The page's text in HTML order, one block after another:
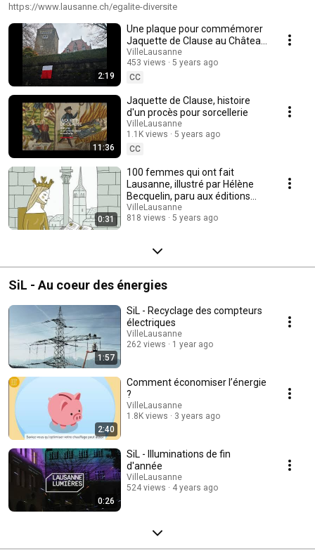
https://www.lausanne.ch/egalite-diversite
2:19
Une plaque pour commémorer
Jaquette de Clause au Château
d’Ouchy
VilleLausanne
453 views
5 years ago
CC
11:36
Jaquette de Clause, histoire
d'un procès pour sorcellerie
VilleLausanne
1.1K views
5 years ago
CC
0:31
100 femmes qui ont fait
Lausanne, illustré par Hélène
Becquelin, paru aux éditions
Antipodes, 2021
VilleLausanne
818 views
5 years ago
SiL - Au coeur des énergies
1:57
SiL - Recyclage des compteurs
électriques
VilleLausanne
262 views
1 year ago
2:40
Comment économiser l’énergie
?
VilleLausanne
1.8K views
3 years ago
0:26
SiL - Illuminations de fin
d'année
VilleLausanne
524 views
4 years ago